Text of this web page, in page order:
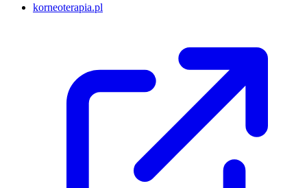
korneoterapia.pl